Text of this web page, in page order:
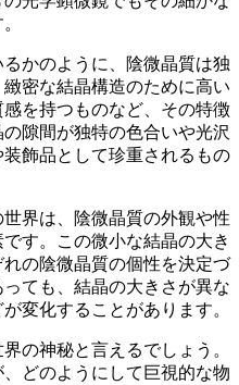
かのように、陰微晶質は独
緻密な結晶構造のために高い
を持つ ものなど、その特徴
の隙間が独特の色合いや光沢
飾品として珍重されるもの
界は、陰微晶質の外観や性
です。この微小な結晶の大き
の陰微晶質の個性を決定づ
ても、結晶の大きさが異な
変化することがあります。
界の神秘と言えるでしょう。
どのようにして巨視的な物